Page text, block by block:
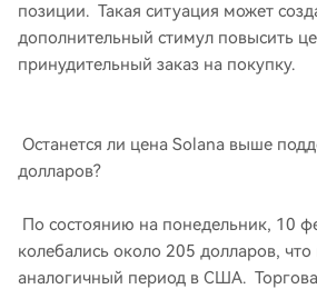
позиции. Такая ситуация может
дополнительный стимул повысить
принудительный заказ на покупку.
Останется ли цена Solana выше
долларов?
По состоянию на понедельник, 10
колебались около 205 долларов,
аналогичный период в США.